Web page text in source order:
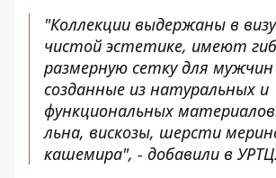
"Коллекции выдержаны в
чистой эстетике, имеют
размерную сетку для
созданные из натуральных и
функциональных
льна, вискозы, шерсти
кашемира", - добавили в УРТЦ.